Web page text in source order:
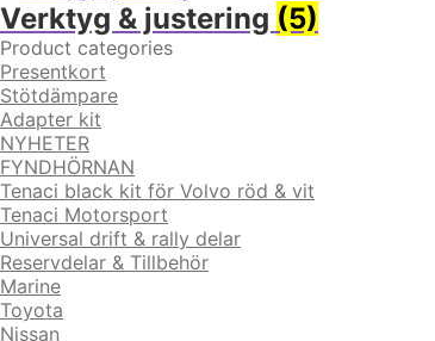
Verktyg & justering (5)
Product categories
Presentkort
Stötdämpare
Adapter kit
NYHETER
FYNDHÖRNAN
Tenaci black kit för Volvo röd & vit
Tenaci Motorsport
Universal drift & rally delar
Reservdelar & Tillbehör
Marine
Toyota
Nissan